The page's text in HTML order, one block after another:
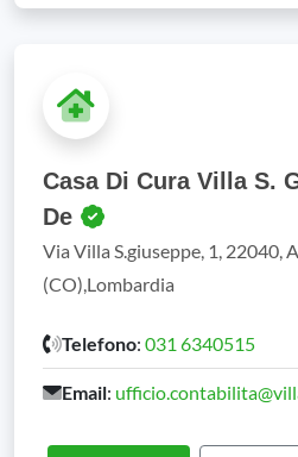
Casa Di Cura Villa S.
De
Via Villa S.giuseppe, 1, 22040,
(CO),Lombardia
Telefono: 031 6340515
Email: